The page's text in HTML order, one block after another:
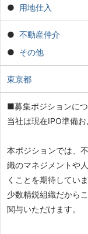
用地仕入
不動産仲介
その他
東京都
■募集ポジションに
当社は現在IPO準備
本ポジションでは、
織のマネジメントや
くことを期待していま
少数精鋭組織だから
関与いただけます。